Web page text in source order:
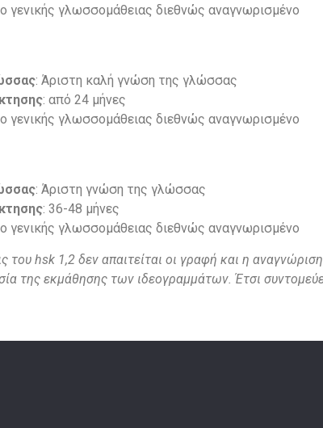
γενικής γλωσσομάθειας διεθνώς αναγνωρισμένο
: Άριστη καλή γνώση της γλώσσας
: από 24 μήνες
γενικής γλωσσομάθειας διεθνώς αναγνωρισμένο
: Άριστη γνώση της γλώσσας
: 36-48 μήνες
γενικής γλωσσομάθειας διεθνώς αναγνωρισμένο
του hsk 1,2 δεν απαιτείται οι γραφή και η
της εκμάθησης των ιδεογραμμάτων. Έτσι